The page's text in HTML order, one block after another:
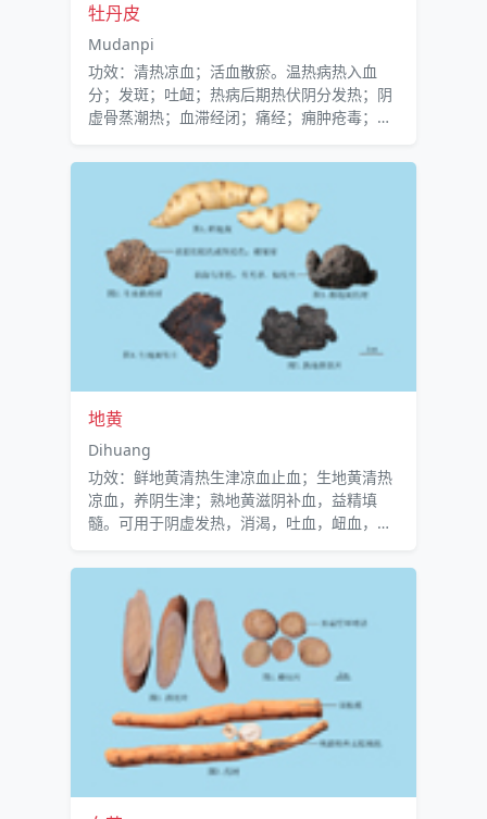
牡丹皮
Mudanpi
功效：清热凉血；活血散瘀。温热病热入血
分；发斑；吐衄；热病后期热伏阴分发热；阴
虚骨蒸潮热；血滞经闭；痛经；痈肿疮毒；跌
地黄
Dihuang
功效：鲜地黄清热生津凉血止血；生地黄清热
凉血，养阴生津；熟地黄滋阴补血，益精填
髓。可用于阴虚发热，消渴，吐血，衄血，血